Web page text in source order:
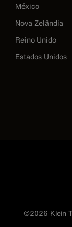
México
Nova Zelândia
Reino Unido
Estados Unidos
©2026 Klein